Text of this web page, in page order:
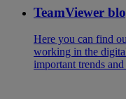
TeamViewer
Here you can find
working in the
important trends